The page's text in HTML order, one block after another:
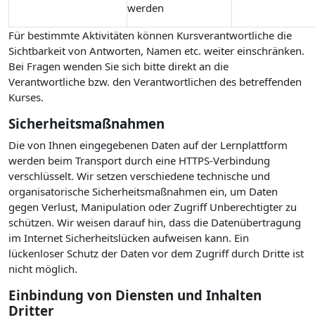
werden
Für bestimmte Aktivitäten können Kursverantwortliche die
Sichtbarkeit von Antworten, Namen etc. weiter einschränken.
Bei Fragen wenden Sie sich bitte direkt an die
Verantwortliche bzw. den Verantwortlichen des betreffenden
Kurses.
Sicherheitsmaßnahmen
Die von Ihnen eingegebenen Daten auf der Lernplattform
werden beim Transport durch eine HTTPS-Verbindung
verschlüsselt. Wir setzen verschiedene technische und
organisatorische Sicherheitsmaßnahmen ein, um Daten
gegen Verlust, Manipulation oder Zugriff Unberechtigter zu
schützen. Wir weisen darauf hin, dass die Datenübertragung
im Internet Sicherheitslücken aufweisen kann. Ein
lückenloser Schutz der Daten vor dem Zugriff durch Dritte ist
nicht möglich.
Einbindung von Diensten und Inhalten
Dritter